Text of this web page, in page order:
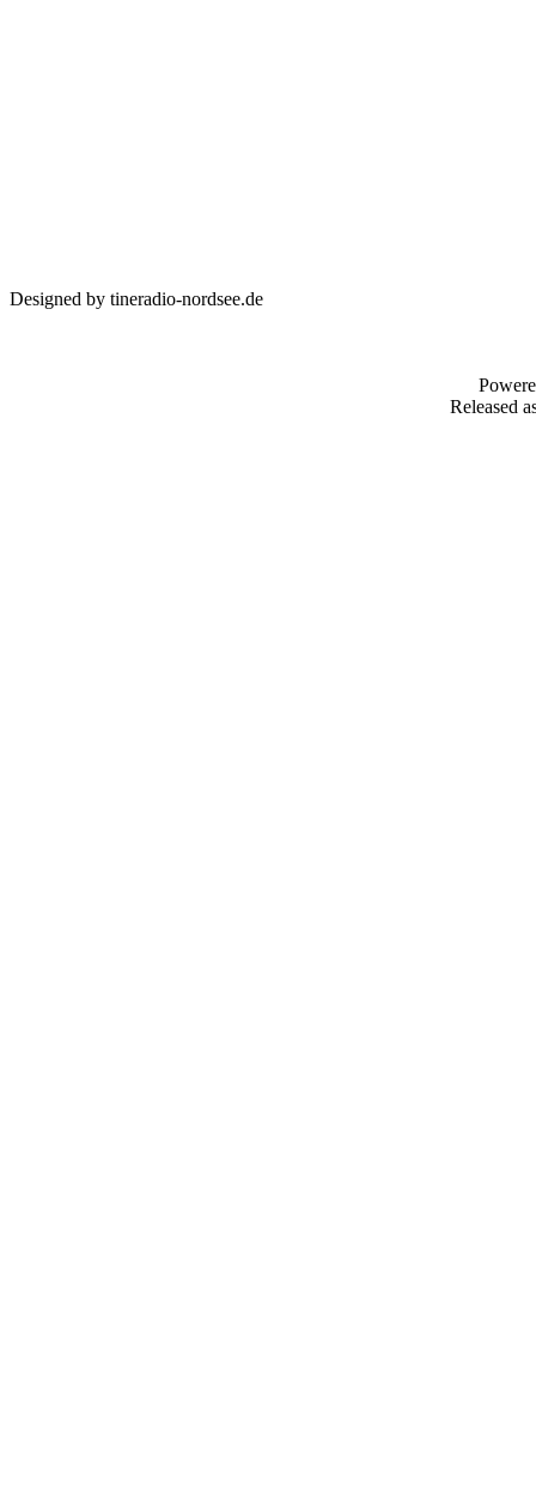
Designed by tineradio-nordsee.de
Released